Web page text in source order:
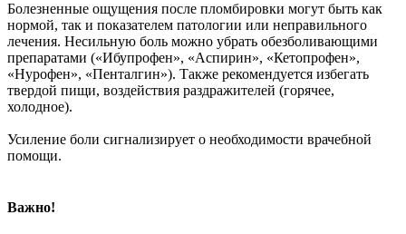
Болезненные ощущения после пломбировки могут быть как
нормой, так и показателем патологии или неправильного
лечения. Несильную боль можно убрать обезболивающими
препаратами («Ибупрофен», «Аспирин», «Кетопрофен»,
«Нурофен», «Пенталгин»). Также рекомендуется избегать
твердой пищи, воздействия раздражителей (горячее,
холодное).
Усиление боли сигнализирует о необходимости врачебной
помощи.
Важно!